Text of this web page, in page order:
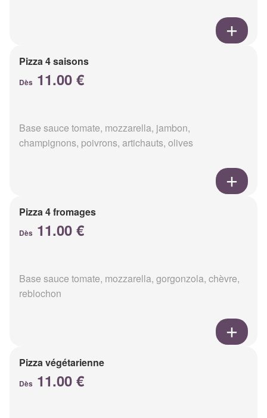
Pizza 4 saisons
Dès 11.00 €
Base sauce tomate, mozzarella, jambon,
champignons, poivrons, artichauts, olives
Pizza 4 fromages
Dès 11.00 €
Base sauce tomate, mozzarella, gorgonzola, chèvre,
reblochon
Pizza végétarienne
Dès 11.00 €